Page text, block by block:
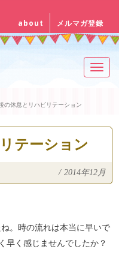
about メルマガ登録
の休息とリハビリテーション
テーション
/ 2014年12月
。時の流れは本当に早いで
早く感じませんでしたか？